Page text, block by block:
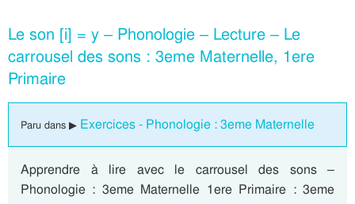
Le son [i] = y – Phonologie – Lecture – Le
carrousel des sons : 3eme Maternelle, 1ere
Primaire
Paru dans ▶ Exercices - Phonologie : 3eme Maternelle
Apprendre à lire avec le carrousel des sons –
Phonologie : 3eme Maternelle 1ere Primaire : 3eme